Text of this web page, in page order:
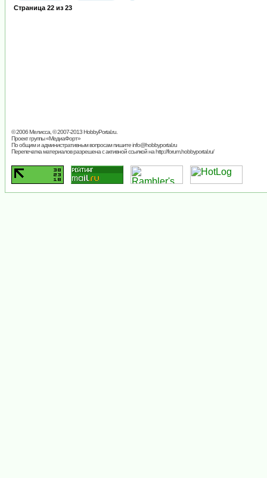
Страница 22 из 23
© 2006 Мелисса, © 2007-2013HobbyPortal.ru
Проект группы «МедиаФорт»
По общим и административным вопросам пишитеinfo@hobbyportal.ru
Перепечатка материалов разрешена с активной ссылкой на http://forum.hobbyportal.ru/